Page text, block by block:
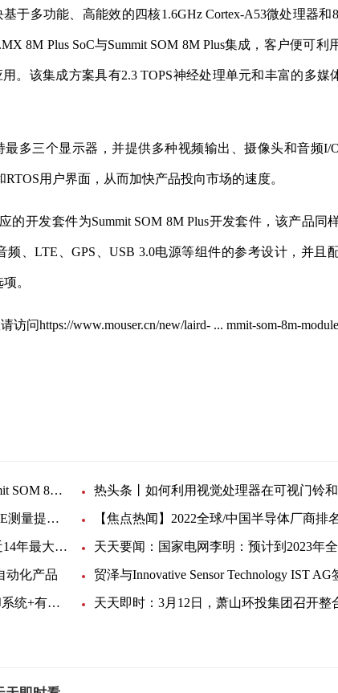
于多功能、高能效的四核1.6GHz Cortex-A53微处理器和
8M Plus SoC与Summit SOM 8M Plus集成，客户便可利
。该集成方案具有2.3 TOPS神经处理单元和丰富的多媒
最多三个显示器，并提供多种视频输出、摄像头和音频I/
用户界面，从而加快产品投向市场的速度。
应的开发套件为Summit SOM 8M Plus开发套件，该产品同
、LTE、GPS、USB 3.0电源等组件的参考设计，并且
。
问https://www.mouser.cn/new/laird- ... mmit-som-8m-
全球要闻：贸泽开售Laird Connectivity Summit SOM 8M Plus 适用于IIoT和机器人应用
罗德与施瓦茨为Wi-Fi 6E和新5G频段的EMCE测量提供频率高达8GHz的新全向天线 全球讯息
韩国半导体产量在2月份环比下滑17.1% 创近14年最大降幅
动化产品
【环球播资讯】远东通讯有限公司PCW冷却系统+有机废气处理设备及普通热排风设备招标公告